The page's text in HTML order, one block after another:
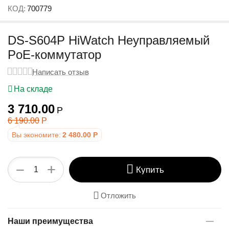
КОД: 700779
DS-S604P HiWatch Неуправляемый
PoE-коммутатор
Написать отзыв
На складе
3 710.00 Р
6 190.00 Р
Вы экономите: 2 480.00 Р
+
− Купить
Отложить
Наши преимущества